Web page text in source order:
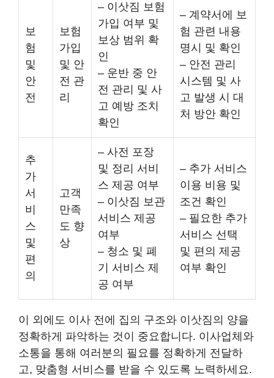
보
험
및
안
전
보험
가입
및 안
전 관
리
– 이삿짐 보험
가입 여부 및
보상 범위 확
인
– 운반 중 안
전 관리 및 사
고 예방 조치
확인
– 계약서에 보
험 관련 내용
명시 및 확인
– 안전 관리
시스템 및 사
고 발생 시 대
처 방안 확인
추
가
서
비
스
및
편
의
고객
만족
도 향
상
– 사전 포장
및 정리 서비
스 제공 여부
– 이삿짐 보관
서비스 제공
여부
– 청소 및 폐
기 서비스 제
공 여부
– 추가 서비스
이용 비용 및
조건 확인
– 필요한 추가
서비스 선택
및 편의 제공
여부 확인
이 외에도 이사 전에 집의 구조와 이삿짐의 양을
정확하게 파악하는 것이 중요합니다. 이사업체와
소통을 통해 여러분의 필요를 정확하게 전달하
고, 맞춤형 서비스를 받을 수 있도록 노력하세요.